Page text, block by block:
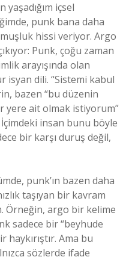
yaşadığım içsel
punk bana daha
hissi veriyor. Argo
Punk, çoğu zaman
arayışında olan
isyan dili. “Sistemi kabul
bazen “bu düzenin
yere ait olmak istiyorum”
insan bunu böyle
bir karşı duruş değil,
punk’ın bazen daha
taşıyan bir kavram
Örneğin, argo bir kelime
sadece bir “beyhude
haykırıştır. Ama bu
sözlerde ifade